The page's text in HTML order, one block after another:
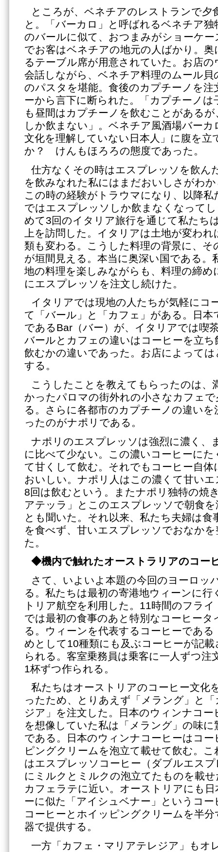
ところが、ベネチアのレストランで夕
と。「バーカロ」と呼ばれるベネチア
のバールに似て、おつまみがショーケ
でお客はベネチアの地元の人ばかり。奥
るテーブル席が用意されていた。お店
会話しながら、ベネチア料理のムール貝
のパスタを堪能。食後のカプチーノを
ーから言下に断られた。「カプチーノは
も昼間はカプチーノを飲むことがある
しか飲まない」。ベネチア風酒場バー
文化を理解していない日本人」に腹を立
か？ けんもほろろの態度であった。
仕方なくその時はエスプレッソを飲ん
を飲みなれた私にはまだおいしさがわ
この時の経験がトラウマになり、以降
ではエスプレッソしか飲まなくなって
めて3回のイタリア旅行を通じて私たち
上を訪問した。イタリアは土地が変わ
類も変わる。こうした料理の背景に、そ
が垣間見える。本当に奥深い国である。
地の料理を楽しみながらも、料理の締め
にエスプレッソを注文し続けた。
イタリアでは現地の人たちが気軽にコ
て「バール」と「カフェ」がある。日本
であるBar（バー）が、イタリアでは喫
バールとカフェの違いはコーヒーを立
飲むかの違いであった。お店によって
する。
こうしたことを教えてもらったのは、
かったパロマの街外れの小さなカフェ
る。さらに各都市のカプチーノの違い
ったのがナポリである。
ナポリのエスプレッソは強烈に濃く、
に比べて少ない。この濃いコーヒーに
て甘くして飲む。それでもコーヒー自
おいしい。ナポリ人はこの濃くて甘い
8回は飲むという。またナポリ独特の焼
アテッラ」とこのエスプレッソで朝食
とも聞いた。それ以来、私たち夫婦は
を食べず、甘いエスプレッソでおなか
た。
◆機内で触れたオーストラリアのコー
さて、いよいよ本題の今回のヨーロッ
る。私たちは最初の寄港地ウィーンに
トリア航空を利用した。11時間のフラ
では最初の食事のあと特別なコーヒー
る。ウィーンを代表するコーヒーであ
めとして10種類にも及ぶコーヒーが記
られる。客室乗務員は乗客に一人ずつ注
1杯ずつ作られる。
私たちはオーストリアのコーヒー文化
ったため、とりあえず「メラング」と
ジア」を注文した。日本のウィンナコ
を想像していた私は「メラング」の味に
である。日本のウィンナコーヒーはコ
ピングクリームを泡立て載せて飲む。
はエスプレッソコーヒー（ダブルエス
にミルクとミルクの泡立てたものを載
カフェラテに近い。オーストリアにも
ーに似た「アイシュベナー」というコ
コーヒーとホイッピングクリームを半
器で提供する。
一方「カフェ・マリアテレジア」もオ